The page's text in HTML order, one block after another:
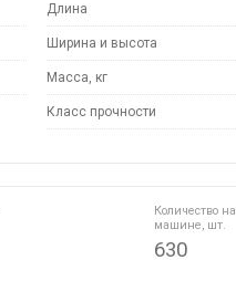
Длина
Ширина и высота
Масса, кг
Класс прочности
Количество на
машине, шт.
630